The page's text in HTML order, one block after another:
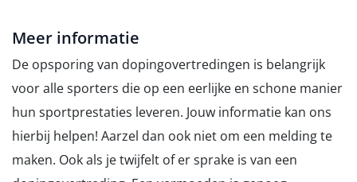
Meer informatie
De opsporing van dopingovertredingen is belangrijk
voor alle sporters die op een eerlijke en schone manier
hun sportprestaties leveren. Jouw informatie kan ons
hierbij helpen! Aarzel dan ook niet om een melding te
maken. Ook als je twijfelt of er sprake is van een